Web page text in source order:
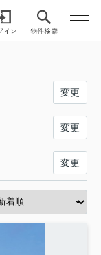
変更
変更
変更